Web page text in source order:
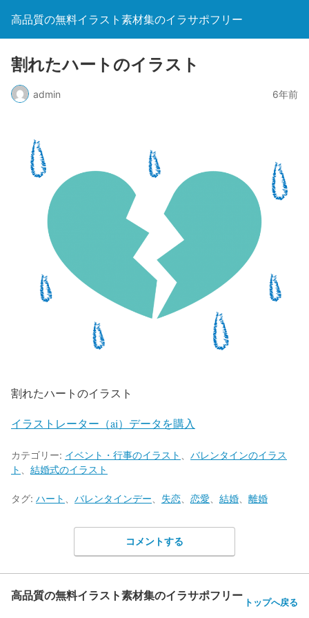
高品質の無料イラスト素材集のイラサポフリー
割れたハートのイラスト
admin 6年前
割れたハートのイラスト
イラストレーター（ai）データを購入
カテゴリー: イベント・行事のイラスト
バレンタインのイラス
ト
結婚式のイラスト
タグ: ハート バレンタインデー 失恋 恋愛 結婚 離婚
コメントする
高品質の無料イラスト素材集のイラサポフリー トップへ戻る